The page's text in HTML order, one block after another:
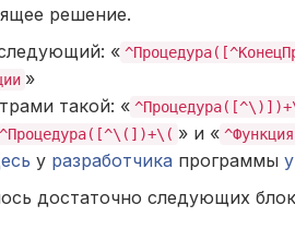
решение.
«
»
такой: «
^Процедура([^\(])+\( » и «
у разработчика программы
достаточно следующих